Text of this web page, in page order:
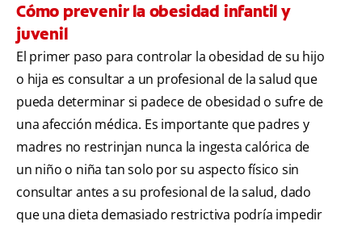
Cómo prevenir la obesidad infantil y
juvenil
El primer paso para controlar la obesidad de su hijo
o hija es consultar a un profesional de la salud que
pueda determinar si padece de obesidad o sufre de
una afección médica. Es importante que padres y
madres no restrinjan nunca la ingesta calórica de
un niño o niña tan solo por su aspecto físico sin
consultar antes a su profesional de la salud, dado
que una dieta demasiado restrictiva podría impedir